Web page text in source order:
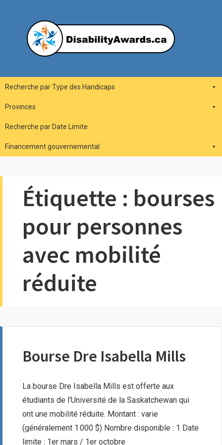
Main
Navigation
Recherche par Type des Handicaps
Provinces
Recherche par Date Limite
Financement gouvernemental
Étiquette : bourses
pour personnes
avec mobilité
réduite
Bourse Dre Isabella Mills
La bourse Dre Isabella Mills est offerte aux
étudiants de l’Université de la Saskatchewan qui
ont une mobilité réduite. Montant : varie
(généralement 1 000 $) Nombre disponible : 1 Date
limite : 1er mars / 1er octobre